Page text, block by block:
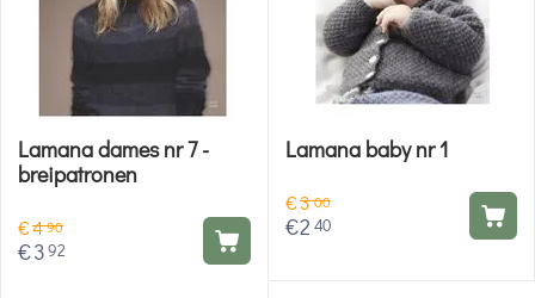
Lamana dames nr 7 -
breipatronen
€490
€392
Lamana baby nr 1
€300
€2 40